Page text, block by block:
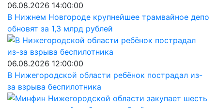
06.08.2026 14:00:00
В Нижнем Новгороде крупнейшее трамвайное депо
обновят за 1,3 млрд рублей
06.08.2026 12:00:00
В Нижегородской области ребёнок пострадал из-
за взрыва беспилотника